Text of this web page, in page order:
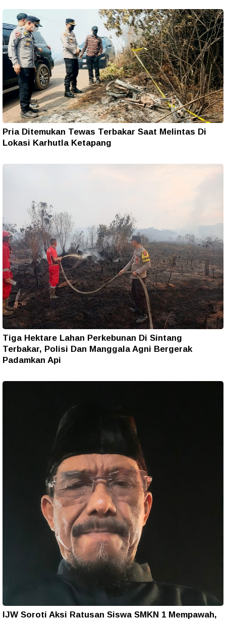
Pria Ditemukan Tewas Terbakar Saat Melintas Di
Lokasi Karhutla Ketapang
Tiga Hektare Lahan Perkebunan Di Sintang
Terbakar, Polisi Dan Manggala Agni Bergerak
Padamkan Api
IJW Soroti Aksi Ratusan Siswa SMKN 1 Mempawah,